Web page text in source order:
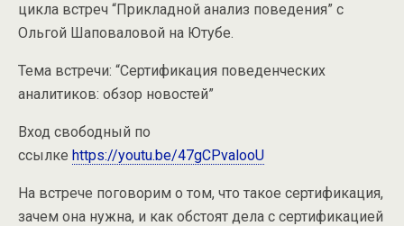
цикла встреч “Прикладной анализ поведения” с
Ольгой Шаповаловой на Ютубе.
Тема встречи: “Сертификация поведенческих
аналитиков: обзор новостей”
Вход свободный по
ссылке https://youtu.be/47gCPvalooU
На встрече поговорим о том, что такое сертификация,
зачем она нужна, и как обстоят дела с сертификацией